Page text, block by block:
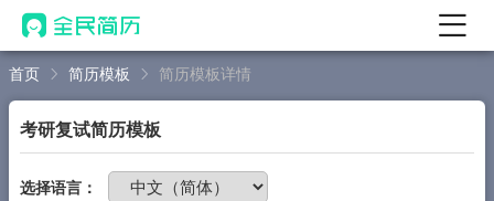
首页
AI 简历工具
首页 简历模板 简历模板详情
考研复试简历模板
选择语言：